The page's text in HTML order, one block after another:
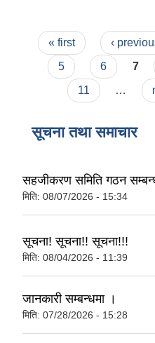
Pages
« first ‹
5
6 7
11
…
सूचना तथा समाचार
सहजीकरण समिति गठन
मिति: 08/07/2026 - 15:34
सूचना! सूचना!! सूचना!!!
मिति: 08/04/2026 - 11:39
जानकारी सम्बन्धमा ।
मिति: 07/28/2026 - 15:28